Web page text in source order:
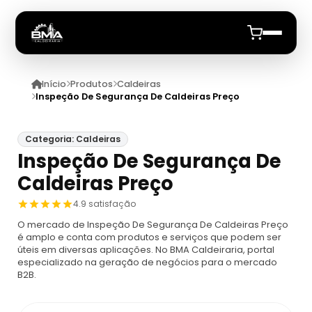
Início
Produtos
Caldeiras
Automação De Caldeiras
Caldeira De Recuperação
Inspecao Feitas Em Caldeiras
Cotação Inspeção De Caldeiras
Montagem De Caldeira
Anuncie
Início Produtos Caldeiras
Inspeção De Segurança De Caldeiras Preço
Categoria: Caldeiras
Inspeção De Segurança De
Caldeiras Preço
4.9 satisfação
O mercado de Inspeção De Segurança De Caldeiras Preço
é amplo e conta com produtos e serviços que podem ser
úteis em diversas aplicações. No BMA Caldeiraria, portal
especializado na geração de negócios para o mercado
B2B.